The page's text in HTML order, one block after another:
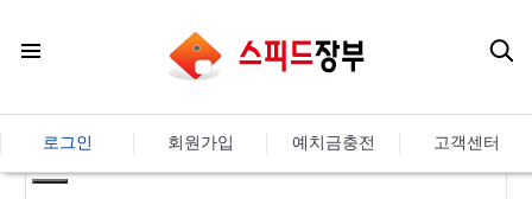
로그인 회원가입 예치금충전 고객센터